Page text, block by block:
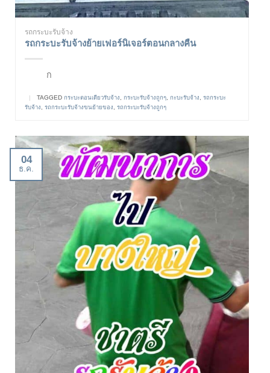
รถกระบะรับจ้าง
รถกระบะรับจ้างย้ายเฟอร์นิเจอร์ตอนกลางคืน
ก
| TAGGED กระบะตอนเดียวรับจ้าง กระบะรับจ้างถูกๆ กะบะรับจ้าง
รถกระบะ
รับจ้าง
รถกระบะรับจ้างขนย้ายของ รถกระบะรับจ้างถูกๆ
04
ธ.ค.